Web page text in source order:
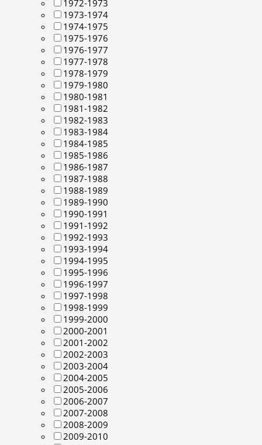
1972-1973
1973-1974
1974-1975
1975-1976
1976-1977
1977-1978
1978-1979
1979-1980
1980-1981
1981-1982
1982-1983
1983-1984
1984-1985
1985-1986
1986-1987
1987-1988
1988-1989
1989-1990
1990-1991
1991-1992
1992-1993
1993-1994
1994-1995
1995-1996
1996-1997
1997-1998
1998-1999
1999-2000
2000-2001
2001-2002
2002-2003
2003-2004
2004-2005
2005-2006
2006-2007
2007-2008
2008-2009
2009-2010